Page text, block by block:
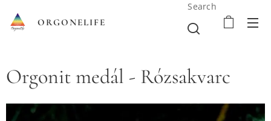
ORGONELIFE
Search
Orgonit medál - Rózsakvarc